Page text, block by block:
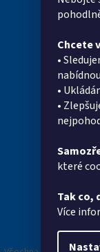
Chcete
•
•
•
které
Tak co,
Více
On-
Novinky